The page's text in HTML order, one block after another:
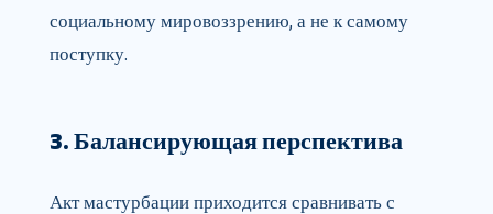
социальному мировоззрению, а не к самому
поступку.
3. Балансирующая перспектива
Акт мастурбации приходится сравнивать с